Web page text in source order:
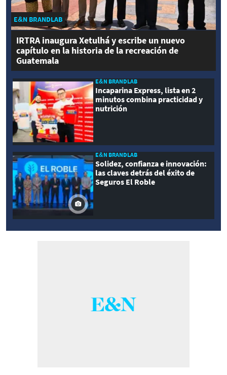
E&N BRANDLAB
IRTRA inaugura Xetulhá y escribe un nuevo
capítulo en la historia de la recreación de
Guatemala
E&N BRANDLAB
Incaparina Express, lista en 2
minutos combina practicidad y
nutrición
E&N BRANDLAB
Solidez, confianza e innovación:
las claves detrás del éxito de
Seguros El Roble